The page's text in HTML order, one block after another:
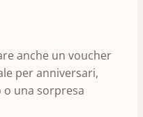
anche un voucher
per anniversari,
o una sorpresa